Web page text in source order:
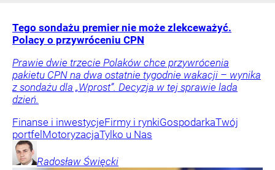
Tego sondażu premier nie może zlekceważyć.
Polacy o przywróceniu CPN
Prawie dwie trzecie Polaków chce przywrócenia
pakietu CPN na dwa ostatnie tygodnie wakacji – wynika
z sondażu dla „Wprost”. Decyzja w tej sprawie lada
dzień.
Finanse i inwestycjeFirmy i rynkiGospodarkaTwój
portfel MotoryzacjaTylko u Nas
Radosław Święcki